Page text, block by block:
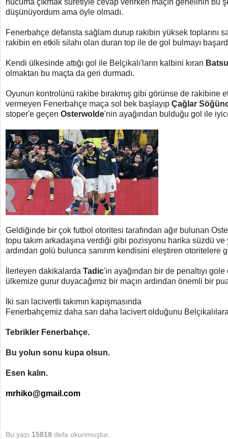
hücuma çıkmak suretiyle cevap verirken maçın genelinin bu
düşünüyordum ama öyle olmadı.
Fenerbahçe defansta sağlam durup rakibin yüksek toplarını
rakibin en etkili silahı olan duran top ile de gol bulmayı
Kendi ülkesinde attığı gol ile Belçikalı'ların kalbini kıran
olmaktan bu maçta da geri durmadı.
Oyunun kontrolünü rakibe bırakmış gibi görünse de rakibine
vermeyen Fenerbahçe maça sol bek başlayıp Çağlar
stoper'e geçen Osterwolde'nin ayağından bulduğu gol ile
Geldiğinde bir çok futbol otoritesi tarafından ağır bulunan
topu takım arkadaşına verdiği gibi pozisyonu harika süzdü ve
ardından golü bulunca sanırım kendisini eleştiren otoritelere
İlerleyen dakikalarda Tadic'in ayağından bir de penaltıyı
ülkemize gurur duyacağımız bir maçın ardından önemli bir
İki sarı lacivertli takımın kapışmasında
Fenerbahçemiz daha sarı daha lacivert olduğunu
Tebrikler Fenerbahçe.
Bu yolun sonu kupa olsun.
Esen kalın.
mrhiko@gmail.com
Bu yazı 15818 defa okunmuştur.